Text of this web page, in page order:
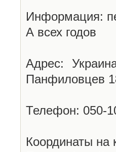
Информация:
А всех годов
Адрес:
Панфиловцев
Телефон: 050-
Координаты на